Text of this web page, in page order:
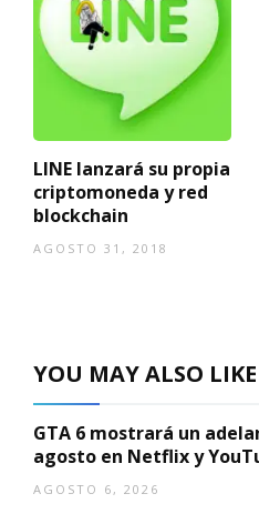
LINE lanzará su propia
criptomoneda y red
blockchain
AGOSTO 31, 2018
YOU MAY ALSO LIKE
GTA 6 mostrará un
agosto en Netflix y
AGOSTO 6, 2026